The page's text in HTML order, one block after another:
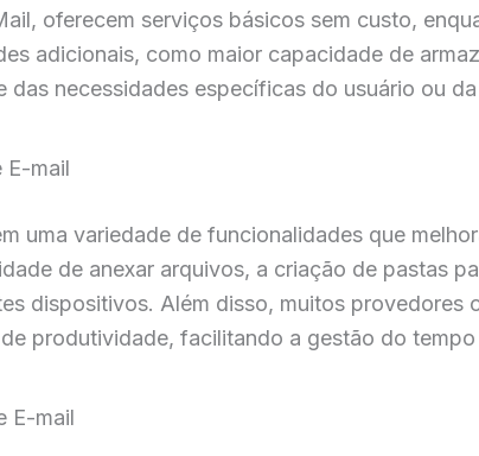
oferecem serviços básicos sem custo,
adicionais, como maior capacidade de
necessidades específicas do usuário ou da
E-mail
uma variedade de funcionalidades que
de anexar arquivos, a criação de pastas
dispositivos. Além disso, muitos provedores
produtividade, facilitando a gestão do
E-mail